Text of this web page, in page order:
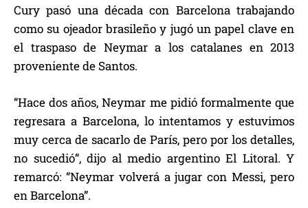
Cury pasó una década con Barcelona trabajando
como su ojeador brasileño y jugó un papel clave en
el traspaso de Neymar a los catalanes en 2013
proveniente de Santos.
“Hace dos años, Neymar me pidió formalmente que
regresara a Barcelona, ​​lo intentamos y estuvimos
muy cerca de sacarlo de París, pero por los detalles,
no sucedió”, dijo al medio argentino El Litoral. Y
remarcó: “Neymar volverá a jugar con Messi, pero
en Barcelona”.